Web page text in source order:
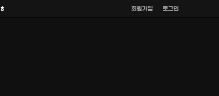
회원가입 로그인
않습니다.